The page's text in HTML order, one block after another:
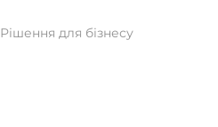
Рішення для бізнесу